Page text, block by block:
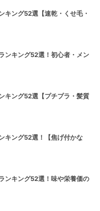
キング52選【速乾・くせ毛・
ンキング52選！初心者・メン
キング52選【プチプラ・髪質
キング52選！【焦げ付かな
ンキング52選！味や栄養価の